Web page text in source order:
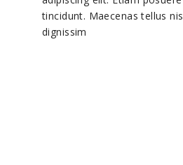
tincidunt. Maecenas tellus
dignissim